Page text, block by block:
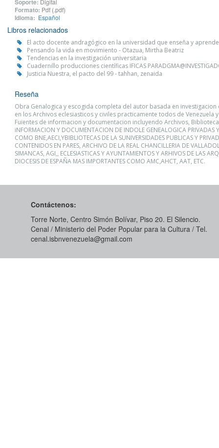
Formato: Pdf (.pdf)
Idioma: Español
Libros relacionados
El acto docente andragógico en la universidad que enseña y
Pensando la vida en movimiento - Otazua, Mirtha Beatriz
Tendencias en la investigación universitaria
Cuadernillo producciones científicas IFICAS
Justicia Nuestra, el pacto del 99 - tahhan, zenaida
Reseña
Obra Genalogica y escogida completa del autor basada en
en los Archivos eclesiasticos y civiles practicamente todos de Venezuela
Fuientes de informacion y documentacion incluyendo Archivos,
iNFORMACION Y DOCUMENTACION DE INDOLE GENEALOGICA PRIVADAS
COMO BNE,AECI,YBIBLIOTECAS DE LA SUNIVERSIDADES PUBLICAS Y
CONTENIDOS EN PARES, ARCHIVO DE LA REAL CHANCILLERIA DE
SIMANCAS, AGI,, ECLESIASTICAS Y AYUNTAMIENTOS Y ARHIVOS DE LAS
DIOCESIS DE ESPAÑA MAS IMPORTANTES COMO AMC,AHCT, AAT, ETC.
Contáctenos:
Torre Norte, Centro Simón Bolívar, Piso 20. El Silencio.
Cenal / Ministerio del Poder Popular para la Cultura / Tel.
cenal.isbnvenezuela@gmail.com